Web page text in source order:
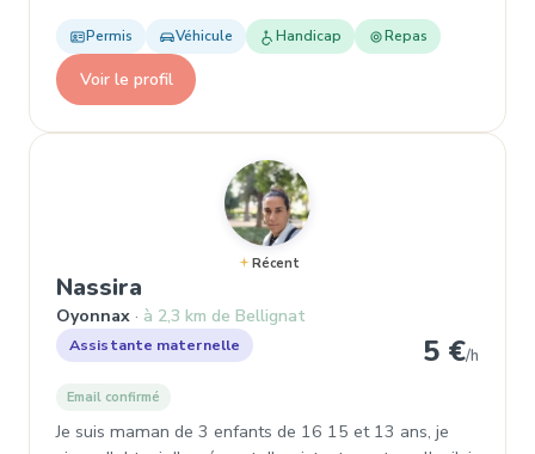
Permis Véhicule Handicap Repas
Voir le profil
Récent
Nassira
Oyonnax à 2,3 km de Bellignat
Assistante maternelle 5 €/h
Email confirmé
Je suis maman de 3 enfants de 16 15 et 13 ans, je